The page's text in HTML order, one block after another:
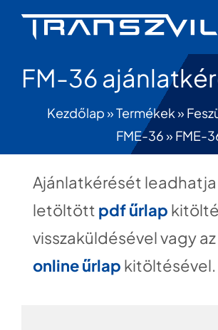
FM-36
Kezdőlap»Termékek»
FME-36» FME-
Ajánlatkérését leadhatja
letöltött pdf űrlap
visszaküldésével vagy
online űrlap kitöltésével.